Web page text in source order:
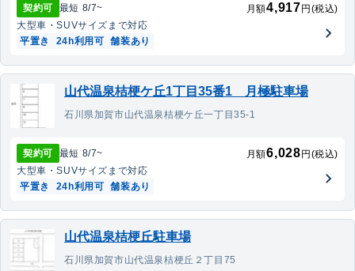
契約可 最短 8/7~ 月額4,917 円(税込)
大型車・SUVサイズまで対応
平置き
24h利用可 舗装あり
山代温泉桔梗ケ丘1丁目35番1 月極駐車場
石川県加賀市山代温泉桔梗ケ丘一丁目35-1
契約可 最短 8/7~ 月額6,028 円(税込)
大型車・SUVサイズまで対応
平置き
24h利用可 舗装あり
山代温泉桔梗丘駐車場
石川県加賀市山代温泉桔梗丘２丁目75